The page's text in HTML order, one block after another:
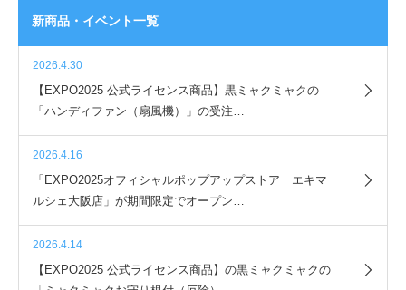
新商品・イベント一覧
2026.4.30
【EXPO2025 公式ライセンス商品】黒ミャクミャクの
「ハンディファン（扇風機）」の受注…
2026.4.16
「EXPO2025オフィシャルポップアップストア エキマ
ルシェ大阪店」が期間限定でオープン…
2026.4.14
【EXPO2025 公式ライセンス商品】の黒ミャクミャクの